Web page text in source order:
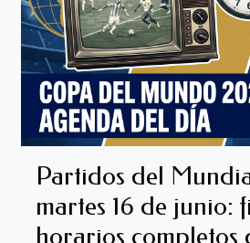
Partidos del
martes 16 de junio:
horarios completos